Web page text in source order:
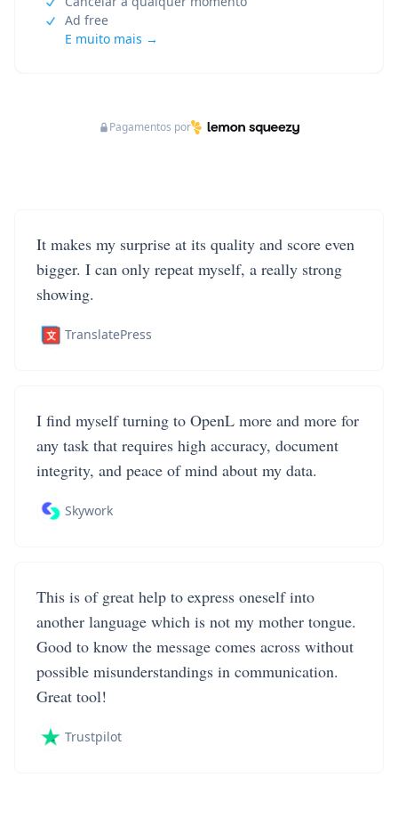
Ad free
E muito mais →
Pagamentos por
It makes my surprise at its quality and score even
bigger. I can only repeat myself, a really strong
showing.
TranslatePress
I find myself turning to OpenL more and more for
any task that requires high accuracy, document
integrity, and peace of mind about my data.
Skywork
This is of great help to express oneself into
another language which is not my mother tongue.
Good to know the message comes across without
possible misunderstandings in communication.
Great tool!
Trustpilot